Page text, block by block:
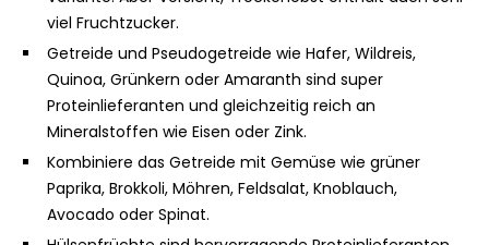
viel Fruchtzucker.
Getreide und Pseudogetreide wie Hafer, Wildreis,
Quinoa, Grünkern oder Amaranth sind super
Proteinlieferanten und gleichzeitig reich an
Mineralstoffen wie Eisen oder Zink.
Kombiniere das Getreide mit Gemüse wie grüner
Paprika, Brokkoli, Möhren, Feldsalat, Knoblauch,
Avocado oder Spinat.